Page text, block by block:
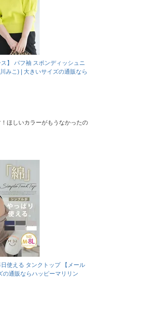
ス】 パフ袖 スポンディッシュニ
みこ) | 大きいサイズの通販なら
ほしいカラーがもうなかったの
使える タンクトップ 【メール
の通販ならハッピーマリリン